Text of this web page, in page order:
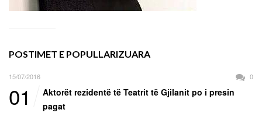
POSTIMET E POPULLARIZUARA
15/07/2016 0
01
Aktorët rezidentë të Teatrit të Gjilanit po i presin
pagat